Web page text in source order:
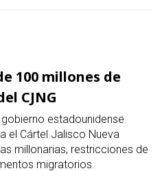
100 millones de
CJNG
estadounidense
el Cártel Jalisco Nueva
millonarias, restricciones de
migratorios.